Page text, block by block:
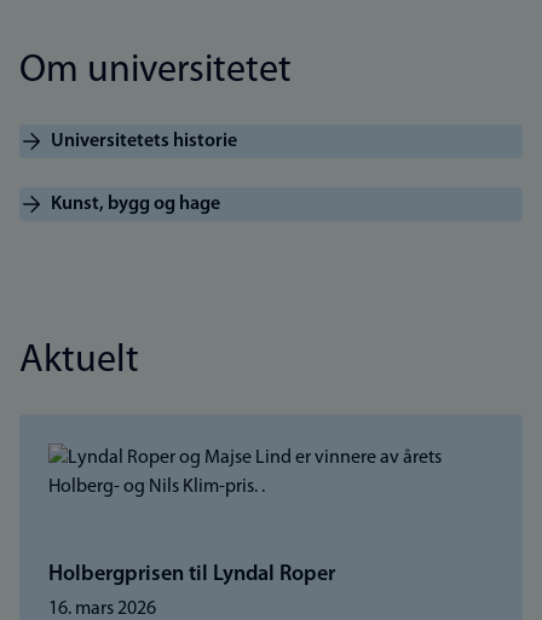
Om universitetet
Universitetets historie
Kunst, bygg og hage
Aktuelt
Holbergprisen til Lyndal Roper
16. mars 2026